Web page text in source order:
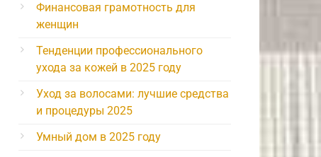
Финансовая грамотность для
женщин
Тенденции профессионального
ухода за кожей в 2025 году
Уход за волосами: лучшие средства
и процедуры 2025
Умный дом в 2025 году